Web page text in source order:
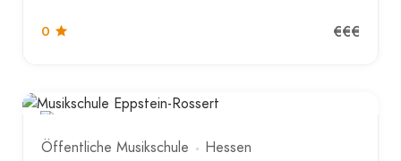
0 €€€
Öffentliche Musikschule Hessen